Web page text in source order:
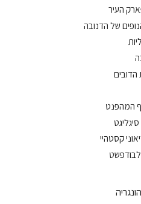
העיר
של הדנובה
הדובים
המהפנט
קסטהיי
לבודפשט